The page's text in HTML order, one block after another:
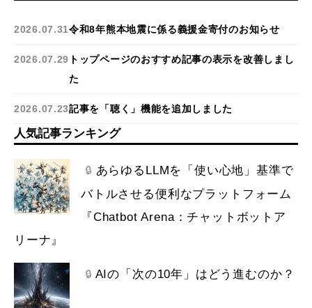
2026.07.31令和8年熊本地震に係る義援金寄付のお知らせ
2026.07.29 トップページのおすすめ記事の表示を改善しまし
た
2026.07.23記事を「聴く」機能を追加しました
人気記事ランキング
🔒 あらゆるLLMを「使い心地」基準で
バトルさせる便利なプラットフォーム
『Chatbot Arena：チャットボットア
リーナ』
🔒 AIの「次の10年」はどう進むのか？